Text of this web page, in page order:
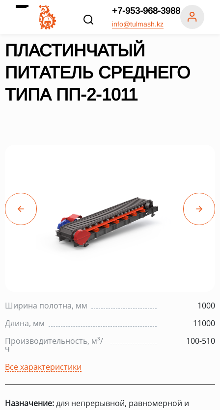
+7-953-968-3988
info@tulmash.kz
ПЛАСТИНЧАТЫЙ
ПИТАТЕЛЬ СРЕДНЕГО
ТИПА ПП-2-1011
Ширина полотна, мм
1000
Длина, мм
11000
Производительность, м³/
ч
100-510
Все характеристики
Назначение:для непрерывной, равномерной и